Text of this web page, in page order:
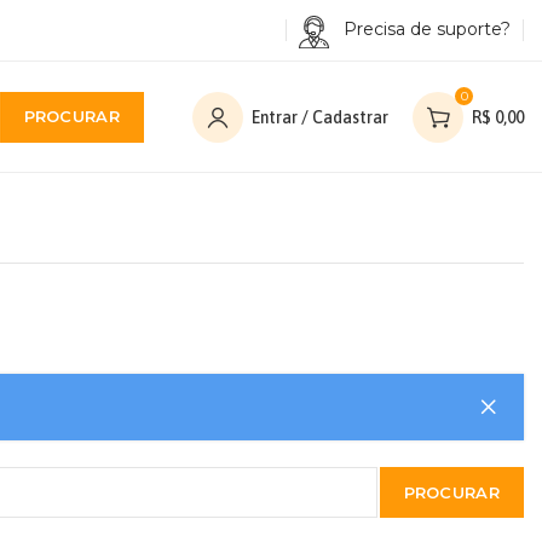
Precisa de suporte?
PROCURAR Entrar / Cadastrar
0
R$ 0,00
PROCURAR